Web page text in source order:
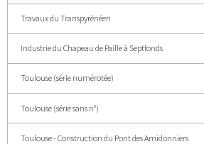
Travaux du Transpyrénéen
Industrie du Chapeau de Paille à Septfonds
Toulouse (série numérotée)
Toulouse (série sans n°)
Toulouse - Construction du Pont des Amidonniers